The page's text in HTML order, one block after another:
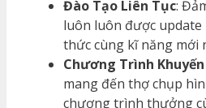
Đào Tạo Liên Tục:
luôn luôn được
thức cùng kĩ năng mới
Chương Trình Khuyến
mang đến thợ chụp
chương trình thưởng